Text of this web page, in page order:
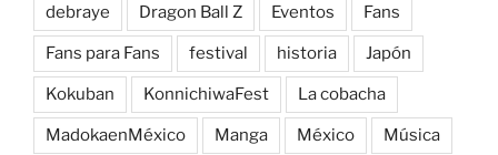
debraye Dragon Ball Z Eventos Fans
Fans para Fans festival historia Japón
Kokuban KonnichiwaFest La cobacha
MadokaenMéxico Manga México Música